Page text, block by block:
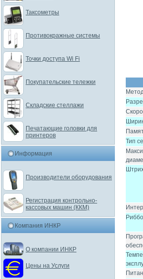
Тип
Таксометры
Противокражные системы
Точки доступа Wi Fi
Покупательские тележки
Складские стеллажи
Печатающие головки для
принтеров
Информация
Производители оборудования
Регистрация контрольно-
кассовых машин (ККМ)
Компания ИНКР
О компании ИНКР
Цены на Услуги